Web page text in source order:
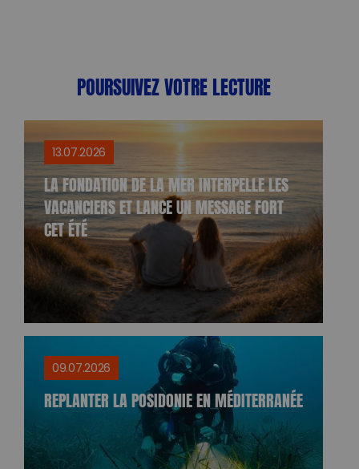
POURSUIVEZ VOTRE LECTURE
LA FONDATION DE LA MER INTERPELLE LES
VACANCIERS ET LANCE UN MESSAGE FORT
CET ÉTÉ
13.07.2026
REPLANTER LA POSIDONIE EN MÉDITERRANÉE
09.07.2026